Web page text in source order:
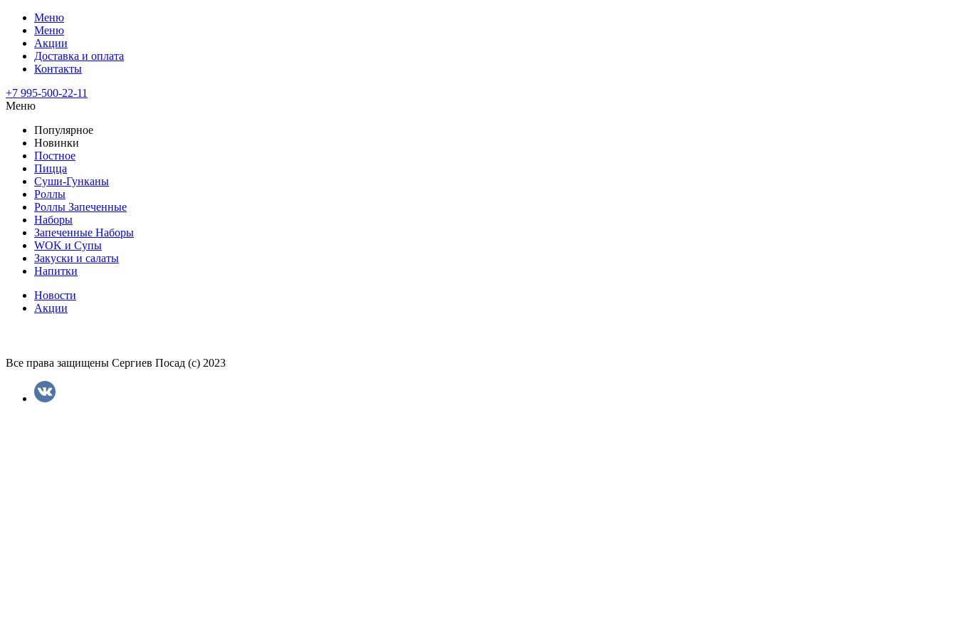
Меню
Меню
Акции
Доставка и оплата
Контакты
+7 995-500-22-11
Меню
Популярное
Новинки
Постное
Пицца
Суши-Гунканы
Роллы
Роллы Запеченные
Наборы
Запеченные Наборы
WOK и Супы
Закуски и салаты
Напитки
Новости
Акции
Все права защищены Сергиев Посад (с) 2023